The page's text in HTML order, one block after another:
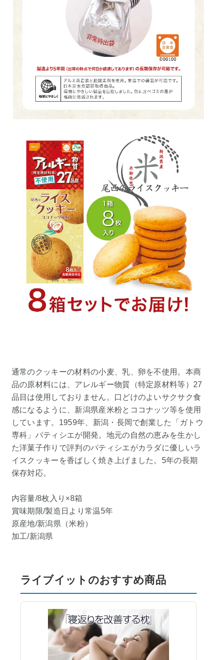
通常のクッキーの材料の小麦、乳、卵を不使用。本商
品の原材料には、アレルギー物質（特定原材料等）27
品目は使用しておりません。口どけのよいサクサク食
感になるように、新潟県産米粉とココナッツ等を使用
しています。1959年、新潟・長岡で創業した「ガトウ
専科」パティシエが開発。地元の自然の恵みを生かし
た洋菓子作りで評判のパティシエがカラダに優しいラ
イスクッキーを香ばしく焼き上げました。5年の長期
保存対応。
内容量/8枚入り×8箱
賞味期限/製造日より常温5年
原産地/新潟県（米粉）
加工/新潟県
ライブイットのおすすめ商品